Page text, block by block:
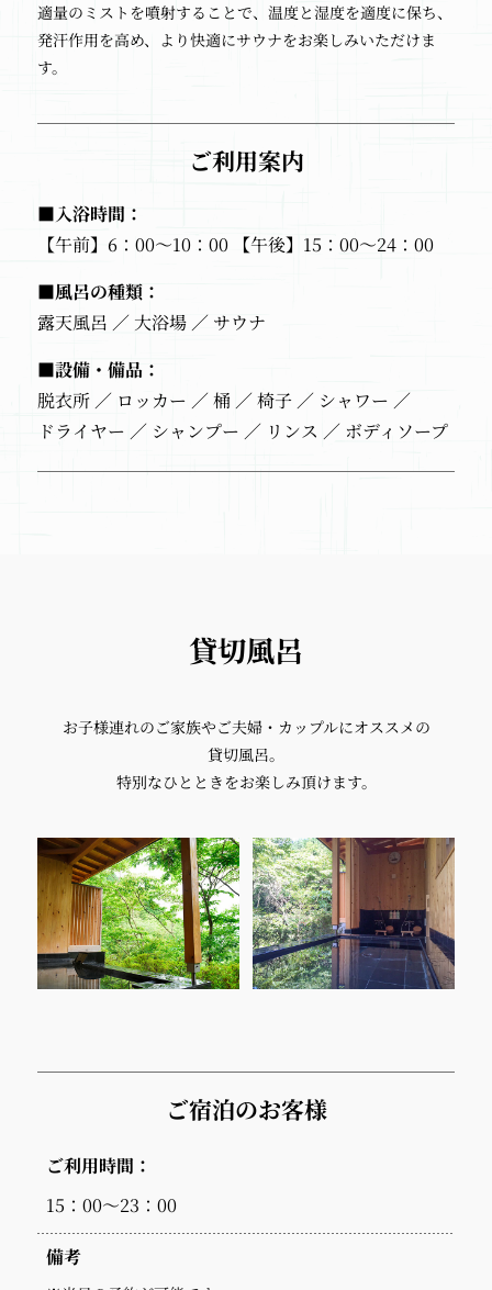
適量のミストを噴射することで、温度と湿度を適度に保ち、
発汗作用を高め、より快適にサウナをお楽しみいただけま
す。
ご利用案内
■入浴時間：
【午前】6：00～10：00 【午後】15：00～24：00
■風呂の種類：
露天風呂
大浴場
サウナ
■設備・備品：
脱衣所
ロッカー 桶 椅子
シャワー
ドライヤー
シャンプー リンス ボディソープ
貸切風呂
お子様連れのご家族やご夫婦・カップルにオススメの
貸切風呂。
特別なひとときをお楽しみ頂けます。
ご宿泊のお客様
ご利用時間：
15：00～23：00
備考